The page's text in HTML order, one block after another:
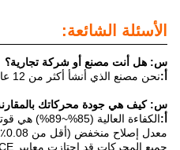
الأسئلة الشائعة:
س: هل أنت مصنع أو شركة تجارية؟
نحن مصنع الذي أنشأ أكثر من 12 عاما.
س: كيف هي جودة محركاتك بالمقارنة
الكفاءة العالية (85%~89%) هي قوتنا.
معدل إصلاح منخفض (أقل من 0.08٪).
جميع المحركات قد اجتازت معايير ISO9000، CE.